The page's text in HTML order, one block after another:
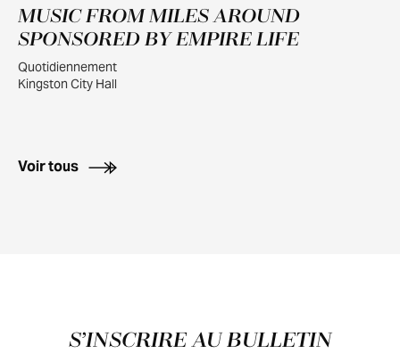
AOÛT
2
MUSIC FROM MILES AROUND
SPONSORED BY EMPIRE LIFE
Quotidiennement
Kingston City Hall
Voir tous
Pied de pageS’INSCRIRE AU BULLETIN